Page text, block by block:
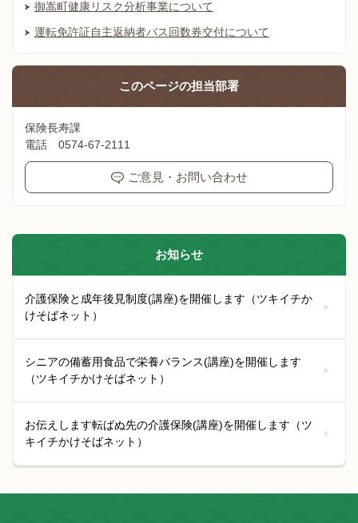
御嵩町健康リスク分析事業について
運転免許証自主返納者バス回数券交付について
このページの担当部署
保険長寿課
電話 0574-67-2111
ご意見・お問い合わせ
お知らせ
介護保険と成年後見制度(講座)を開催します（ツキイチか
けそばネット）
シニアの備蓄用食品で栄養バランス(講座)を開催します
（ツキイチかけそばネット）
お伝えします転ばぬ先の介護保険(講座)を開催します（ツ
キイチかけそばネット）